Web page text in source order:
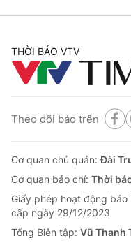
Góc doanh nghiệp
Truyền hình
Phim VTV
Hậu trường
Giải sao mai
Giải trí
Điện ảnh
Âm nhạc
Du lịch
Làm đẹp
Chất lượng cuộc sống
Tuyển sinh
Học trực tuyến
Công nghệ
Hitech Công nghệ
Sản phẩm
Giao lưu trực tuyến
THỜI BÁO VTV
Theo dõi báo trên
Cơ quan chủ quản:Đài
Cơ quan báo chí: Thời
Giấy phép hoạt động
cấp ngày 29/12/2023
Tổng Biên tập: Vũ Thanh